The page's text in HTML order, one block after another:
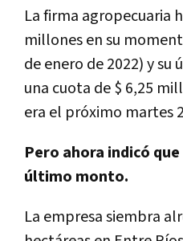
La firma agropecuaria
millones en su
de enero de 2022) y
una cuota de $ 6,25
era el próximo martes
Pero ahora indicó
último monto.
La empresa siembra